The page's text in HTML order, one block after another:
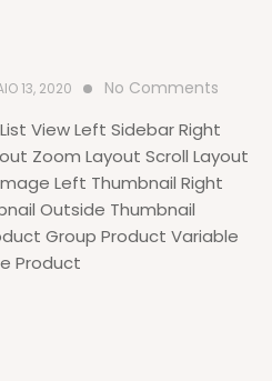
13, 2020 No Comments
View Left Sidebar Right
Zoom Layout Scroll Layout
Left Thumbnail Right
Outside Thumbnail
Group Product Variable
Product